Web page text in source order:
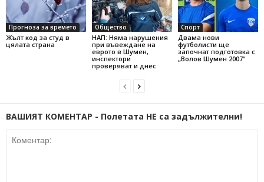
Прогноза за времето
Жълт код за студ в
цялата страна
Общество
НАП: Няма нарушения
при въвеждане на
еврото в Шумен,
инспектори
проверяват и днес
Спорт
Двама нови
футболисти ще
започнат подготовка с
„Волов Шумен 2007“
ВАШИЯТ КОМЕНТАР - Полетата НЕ са задължителни!